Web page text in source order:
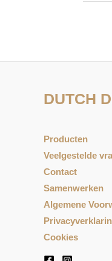
DUTCH
Producten
Veelgestelde
Contact
Samenwerken
Algemene
Cookies